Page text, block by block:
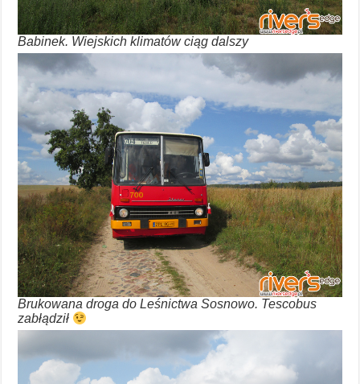
Babinek. Wiejskich klimatów ciąg dalszy
Brukowana droga do Leśnictwa Sosnowo. Tescobus
zabłądził